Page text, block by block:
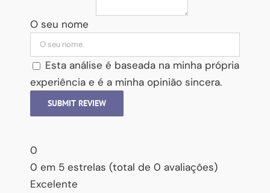
O seu nome
Esta análise é baseada na minha própria
experiência e é a minha opinião sincera.
SUBMIT REVIEW
0
0 em 5 estrelas (total de 0 avaliações)
Excelente